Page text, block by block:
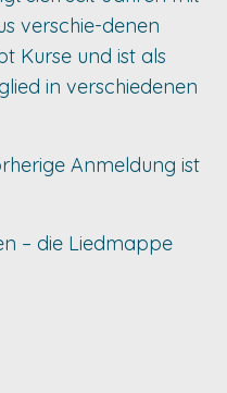
verschie-denen
Kurse und ist als
in verschiedenen
Anmeldung ist
– die Liedmappe